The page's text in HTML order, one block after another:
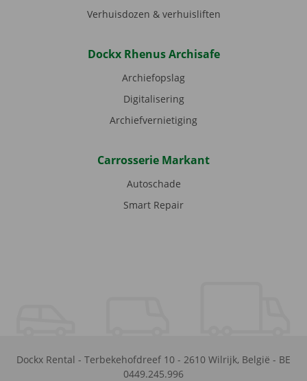
Verhuisdozen & verhuisliften
Dockx Rhenus Archisafe
Archiefopslag
Digitalisering
Archiefvernietiging
Carrosserie Markant
Autoschade
Smart Repair
Dockx Rental - Terbekehofdreef 10 - 2610 Wilrijk, België - BE
0449.245.996